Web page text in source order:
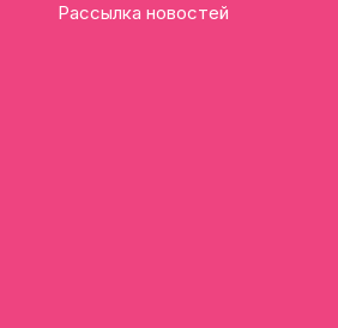
Рассылка новостей